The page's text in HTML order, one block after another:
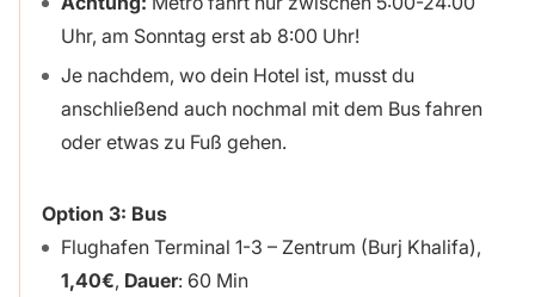
Uhr, am Sonntag erst ab 8:00 Uhr!
Je nachdem, wo dein Hotel ist, musst du
anschließend auch nochmal mit dem Bus fahren
oder etwas zu Fuß gehen.
Option 3: Bus
Flughafen Terminal 1-3 – Zentrum (Burj Khalifa),
1,40€, Dauer: 60 Min